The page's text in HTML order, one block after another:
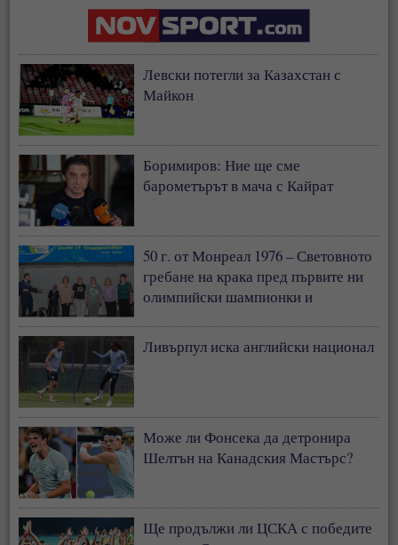
Левски потегли за Казахстан с
Майкон
Боримиров: Ние ще сме
барометърът в мача с Кайрат
50 г. от Монреал 1976 – Световното
гребане на крака пред първите ни
олимпийски шампионки и
Ливърпул иска английски национал
Може ли Фонсека да детронира
Шелтън на Канадския Мастърс?
Ще продължи ли ЦСКА с победите